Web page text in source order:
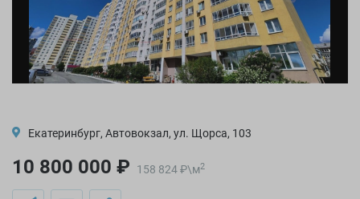
Екатеринбург, Автовокзал, ул. Щорса, 103
10 800 000 ₽ 158 824₽\м2